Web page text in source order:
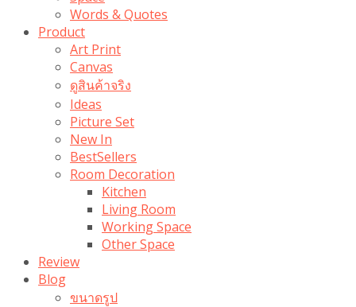
Words & Quotes
Product
Art Print
Canvas
ดูสินค้าจริง
Ideas
Picture Set
New In
BestSellers
Room Decoration
Kitchen
Living Room
Working Space
Other Space
Review
Blog
ขนาดรูป